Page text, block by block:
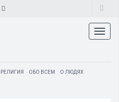
РЕЛИГИЯ ОБО ВСЕМ
О ЛЮДЯХ